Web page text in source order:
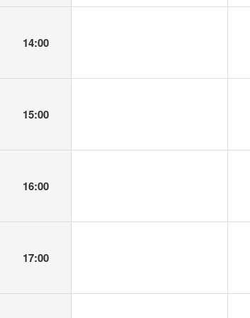
14:00
15:00
16:00
17:00